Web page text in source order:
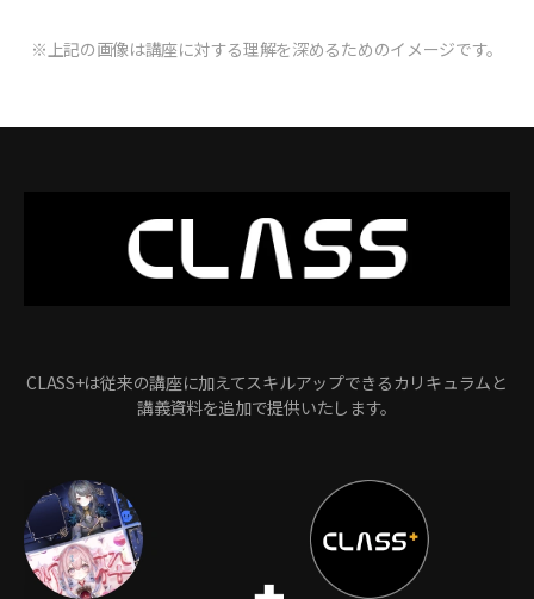
※上記の画像は講座に対する理解を深めるためのイメージです。
CLASS+は従来の講座に加えてスキルアップできるカリキュラムと
講義資料を追加で提供いたします。